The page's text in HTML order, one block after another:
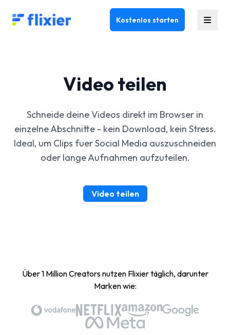
Flixier logo - Home Kostenlos starten
Video teilen
Schneide deine Videos direkt im Browser in
einzelne Abschnitte - kein Download, kein Stress.
Ideal, um Clips fuer Social Media auszuschneiden
oder lange Aufnahmen aufzuteilen.
Video teilen
Über 1 Million Creators nutzen Flixier täglich, darunter
Marken wie: